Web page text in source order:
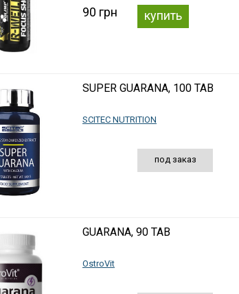
90 грн купить
SUPER GUARANA, 100 TAB
SCITEC NUTRITION
под заказ
GUARANA, 90 TAB
OstroVit